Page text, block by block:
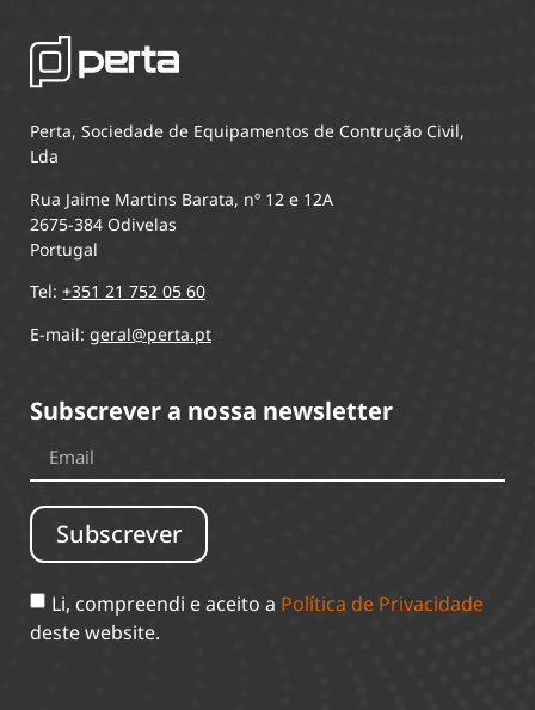
Perta, Sociedade de Equipamentos de Contrução Civil,
Lda
Rua Jaime Martins Barata, nº 12 e 12A
2675-384 Odivelas
Portugal
Tel: +351 21 752 05 60
E-mail: geral@perta.pt
Subscrever a nossa newsletter
Li, compreendi e aceito a Política de Privacidade
deste website.
Subscrever